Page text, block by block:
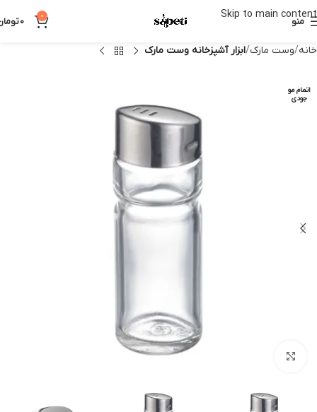
Skip to main content
منو 0
0
خانه وست مارک ابزار آشپزخانه وست مارک
اتمام مو
جودی